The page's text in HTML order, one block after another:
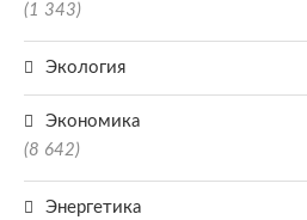
(1 343)
Экология
Экономика
(8 642)
Энергетика